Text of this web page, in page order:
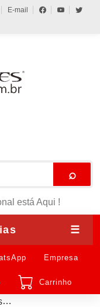
E-mail
⌕
está Aqui !
☰
Empresa
Carrinho